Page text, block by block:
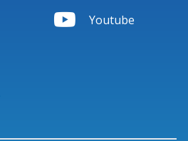
Youtube